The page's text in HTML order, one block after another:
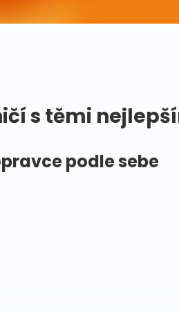
s těmi
podle sebe